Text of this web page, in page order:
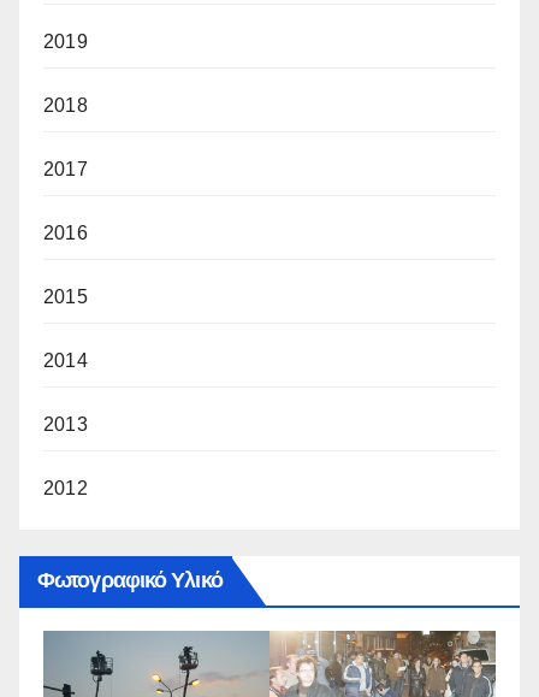
2019
2018
2017
2016
2015
2014
2013
2012
Φωτογραφικό Υλικό